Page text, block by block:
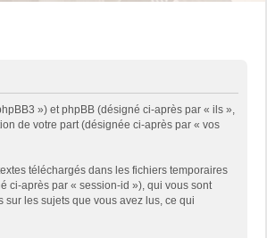
») et phpBB (désigné ci-après par « ils »,
de votre part (désignée ci-après par « vos
téléchargés dans les fichiers temporaires
ci-après par « session-id »), qui vous sont
les sujets que vous avez lus, ce qui